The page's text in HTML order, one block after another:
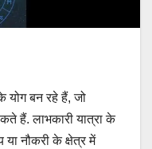
योग बन रहे हैं, जो
हैं. लाभकारी यात्रा के
नौकरी के क्षेत्र में